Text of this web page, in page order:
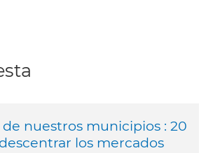
de nuestros municipios : 20
los mercados